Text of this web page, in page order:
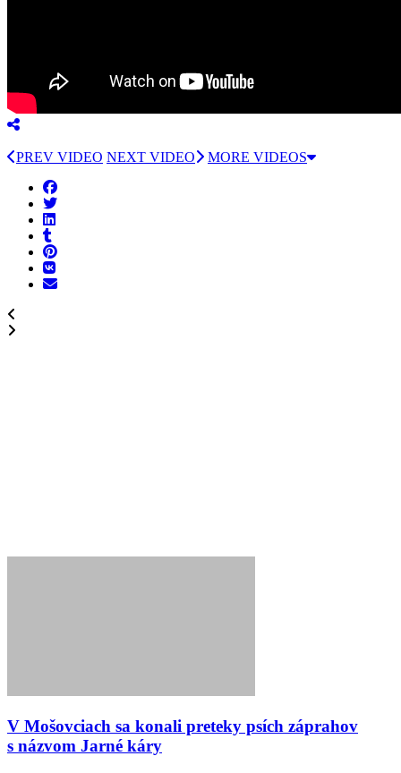
PREV VIDEO NEXT VIDEO MORE VIDEOS
V Mošovciach sa konali preteky psích záprahov
s názvom Jarné káry